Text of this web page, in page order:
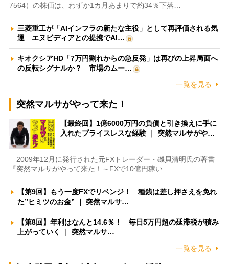
7564）の株価は、わずか1カ月あまりで約34％下落…
三菱重工が「AIインフラの新たな主役」として再評価される気
運 エヌビディアとの提携でAI…
キオクシアHD「7万円割れからの急反発」は再びの上昇局面へ
の反転シグナルか？ 市場のムー…
一覧を見る
突然マルサがやって来た！
【最終回】1億6000万円の負債と引き換えに手に
入れたプライスレスな経験 ｜ 突然マルサがや…
2009年12月に発行された元FXトレーダー・磯貝清明氏の著書
『突然マルサがやって来た！～FXで10億円稼い…
【第9回】もう一度FXでリベンジ！ 種銭は差し押さえを免れ
た”ヒミツのお金” ｜ 突然マルサ…
【第8回】年利はなんと14.6％！ 毎日5万円超の延滞税が積み
上がっていく ｜ 突然マルサ…
一覧を見る